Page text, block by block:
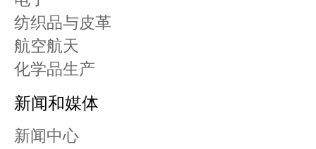
纺织品与皮革
航空航天
化学品生产
新闻和媒体
新闻中心